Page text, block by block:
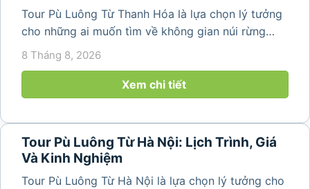
Tour Pù Luông Từ Thanh Hóa là lựa chọn lý tưởng
cho những ai muốn tìm về không gian núi rừng
trong lành, ruộng bậc thang xanh mướt và những
bản làng bình yên ngay trong một hành trình ngắn
ngày. Không cần di chuyển...
8 Tháng 8, 2026
Xem chi tiết
Tour Pù Luông Từ Hà Nội: Lịch Trình, Giá
Và Kinh Nghiệm
Tour Pù Luông Từ Hà Nội là lựa chọn lý tưởng cho